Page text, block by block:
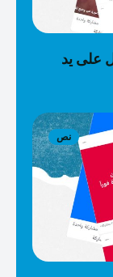
على يد
نص